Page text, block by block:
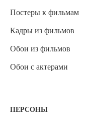
Постеры к фильмам
Кадры из фильмов
Обои из фильмов
Обои с актерами
ПЕРСОНЫ